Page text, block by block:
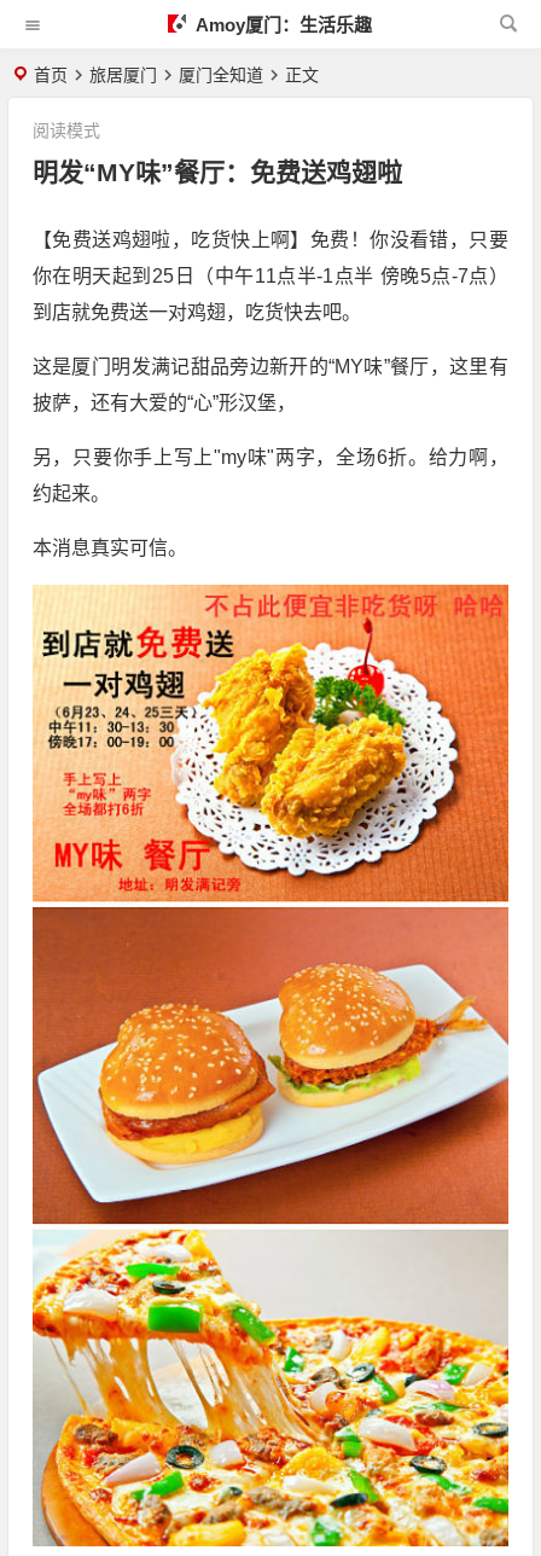
Amoy厦门：生活乐趣
首页 旅居厦门 厦门全知道 正文
明发“MY味”餐厅：免费送鸡翅啦
阅读模式
【免费送鸡翅啦，吃货快上啊】免费！你没看错，只要
你在明天起到25日（中午11点半-1点半 傍晚5点-7点）
到店就免费送一对鸡翅，吃货快去吧。
这是厦门明发满记甜品旁边新开的“MY味”餐厅，这里有
披萨，还有大爱的“心”形汉堡，
另，只要你手上写上"my味"两字，全场6折。给力啊，
约起来。
本消息真实可信。